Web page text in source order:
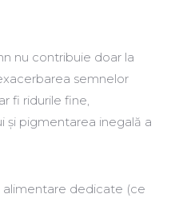
nu contribuie doar la
semnelor
fi ridurile fine,
și pigmentarea inegală a
alimentare dedicate (ce